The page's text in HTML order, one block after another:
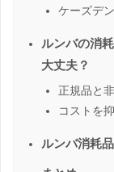
ケーズデ
ルンバの消
大丈夫？
正規品と
コストを
ルンバ消耗